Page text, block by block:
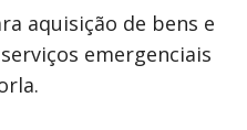
aquisição de bens e
emergenciais